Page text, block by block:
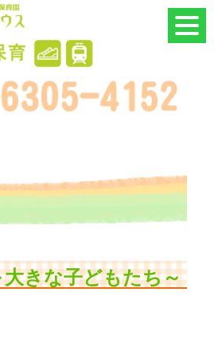
ーカリハウス
きな子どもたち～